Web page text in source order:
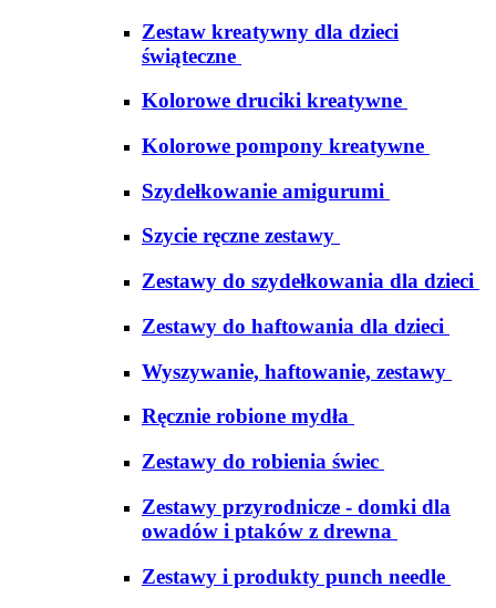
Zestaw kreatywny dla dzieci
świąteczne
Kolorowe druciki kreatywne
Kolorowe pompony kreatywne
Szydełkowanie amigurumi
Szycie ręczne zestawy
Zestawy do szydełkowania dla dzieci
Zestawy do haftowania dla dzieci
Wyszywanie, haftowanie, zestawy
Ręcznie robione mydła
Zestawy do robienia świec
Zestawy przyrodnicze - domki dla
owadów i ptaków z drewna
Zestawy i produkty punch needle